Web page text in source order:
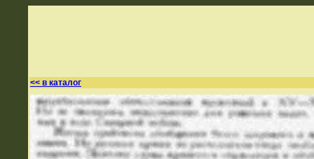
<< в каталог